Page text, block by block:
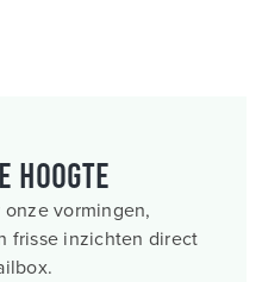
hoogte
vormingen,
frisse inzichten direct